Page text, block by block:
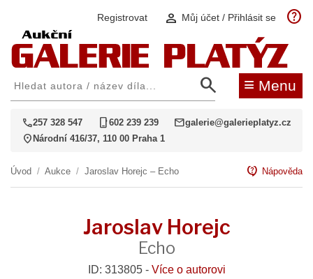
Registrovat person Můj účet / Přihlásit se help
search ≡ Menu
call257 328 547 phone_iphone602 239 239 mailgalerie@galerieplatyz.cz
location_on Národní 416/37, 110 00 Praha 1
Úvod / Aukce / Jaroslav Horejc – Echo contact_support Nápověda
Jaroslav Horejc
Echo
ID: 313805 - Více o autorovi